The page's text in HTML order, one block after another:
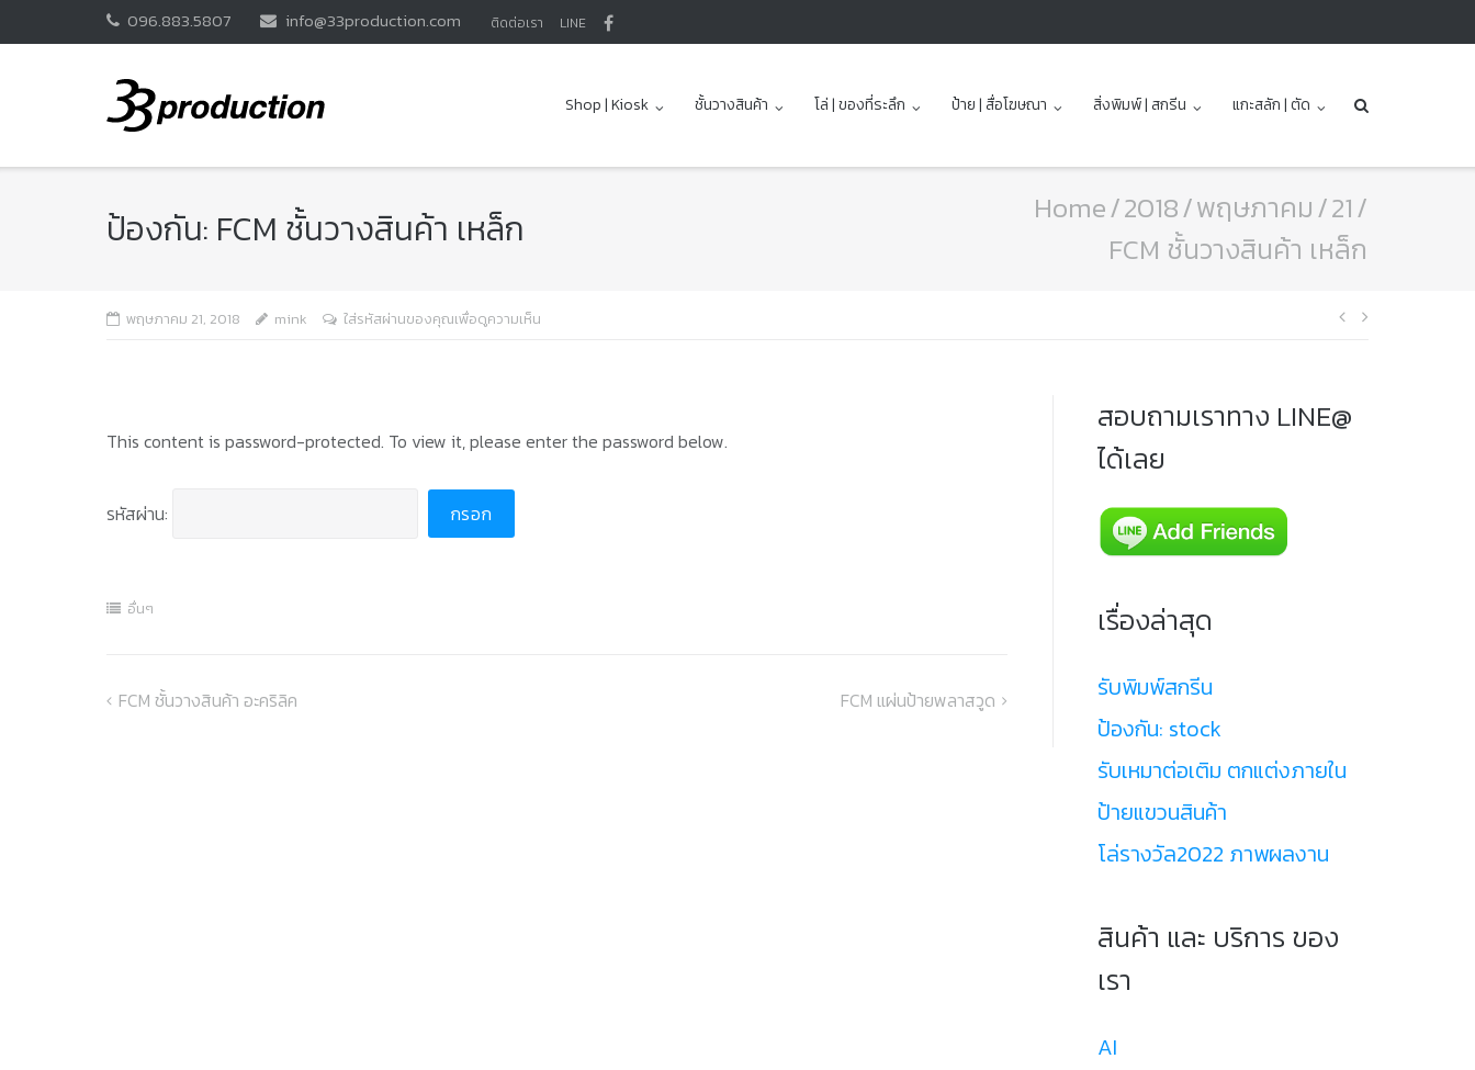
096.883.5807 info@33production.com ติดต่อเรา LINE
Shop | Kiosk ชั้นวางสินค้า โล่ | ของที่ระลึก ป้าย | สื่อโฆษณา สิ่งพิมพ์ | สกรีน แกะสลัก | ตัด
ป้องกัน: FCM ชั้นวางสินค้า เหล็ก Home/2018/พฤษภาคม/21/
FCM ชั้นวางสินค้า เหล็ก
พฤษภาคม 21, 2018 mink ใส่รหัสผ่านของคุณเพื่อดูความเห็น
แนะแนว
This content is password-protected. To view it, please enter the password below.
รหัสผ่าน:
อื่นๆ
แนะแนว
FCM ชั้นวางสินค้า อะคริลิค FCM แผ่นป้ายพลาสวูด
สอบถามเราทาง LINE@
ได้เลย
เรื่องล่าสุด
รับพิมพ์สกรีน
ป้องกัน: stock
รับเหมาต่อเติม ตกแต่งภายใน
ป้ายแขวนสินค้า
โล่รางวัล2022 ภาพผลงาน
สินค้า และ บริการ ของ
เรา
AI